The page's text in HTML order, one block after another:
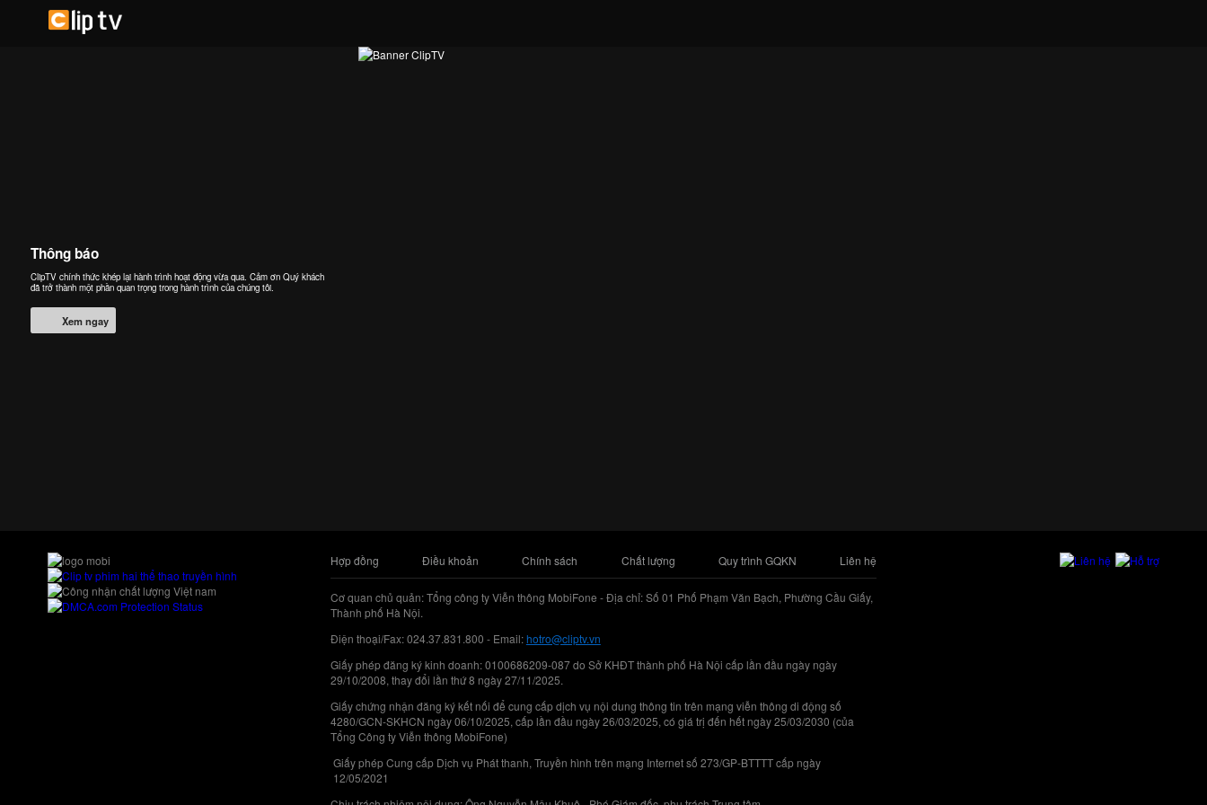
Thông báo
ClipTV chính thức khép lại hành trình hoạt động vừa qua. Cảm ơn Quý khách
đã trở thành một phần quan trọng trong hành trình của chúng tôi.
Xem ngay
Hợp đồng Điều khoản Chính sách Chất lượng Quy trình GQKN Liên hệ
Cơ quan chủ quản: Tổng công ty Viễn thông MobiFone - Địa chỉ: Số 01 Phố Phạm Văn Bạch, Phường Cầu Giấy,
Thành phố Hà Nội.
Điện thoại/Fax: 024.37.831.800 - Email:hotro@cliptv.vn
Giấy phép đăng ký kinh doanh: 0100686209-087 do Sở KHĐT thành phố Hà Nội cấp lần đầu ngày ngày
29/10/2008, thay đổi lần thứ 8 ngày 27/11/2025.
Giấy chứng nhận đăng ký kết nối để cung cấp dịch vụ nội dung thông tin trên mạng viễn thông di động số
4280/GCN-SKHCN ngày 06/10/2025, cấp lần đầu ngày 26/03/2025, có giá trị đến hết ngày 25/03/2030 (của
Tổng Công ty Viễn thông MobiFone)
Giấy phép Cung cấp Dịch vụ Phát thanh, Truyền hình trên mạng Internet số 273/GP-BTTTT cấp ngày
12/05/2021